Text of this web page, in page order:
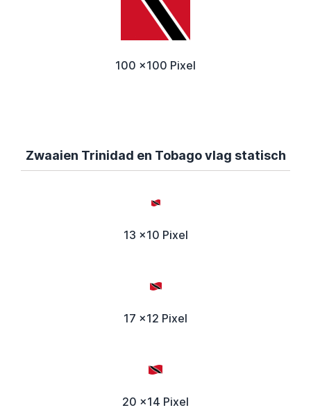
100 x100 Pixel
Zwaaien Trinidad en Tobago vlag statisch
13 x10 Pixel
17 x12 Pixel
20 x14 Pixel